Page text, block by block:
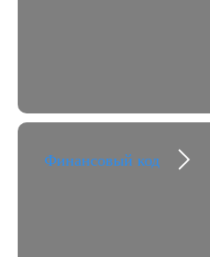
Финансовый код